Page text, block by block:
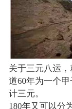
0
平，顺时收
时精气
关于三元八运
道60年为一个
计三元。
180年又可以分